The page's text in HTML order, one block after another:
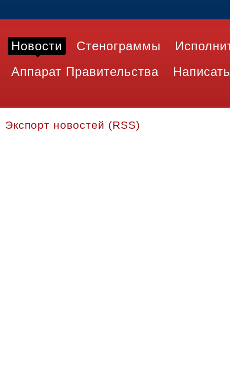
Новости Стенограммы
Аппарат Правительства
Экспорт новостей (RSS)